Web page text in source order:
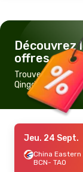
Découvrez
offres
Trouvez un vol
Qingdao
Jeu. 24 Sept.
China Eastern
BCN- TAO